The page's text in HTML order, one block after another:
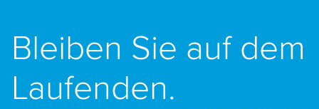
Bleiben Sie auf dem
Laufenden.